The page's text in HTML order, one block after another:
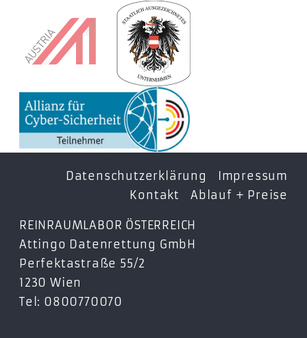
Datenschutzerklärung
Impressum
Kontakt
Ablauf + Preise
REINRAUMLABOR ÖSTERREICH
Attingo Datenrettung GmbH
Perfektastraße 55/2
1230 Wien
Tel: 0800770070